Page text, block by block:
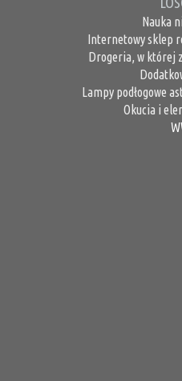
Nauka
Internetowy sklep
Drogeria, w której
Lampy podłogowe
Okucia i